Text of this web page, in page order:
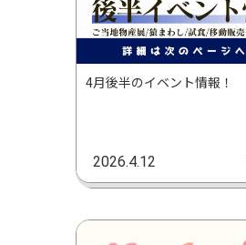
4月後半のイベント情報！
2026.4.12